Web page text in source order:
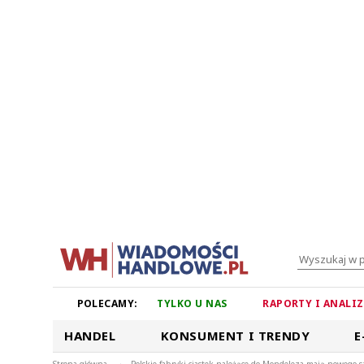
POLECAMY: TYLKO U NAS RAPORTY I
HANDEL KONSUMENT I TRENDY